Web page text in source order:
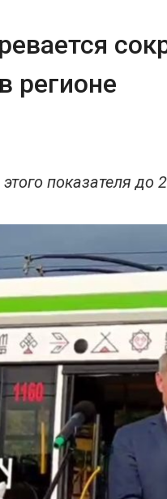
регионе
показателя до